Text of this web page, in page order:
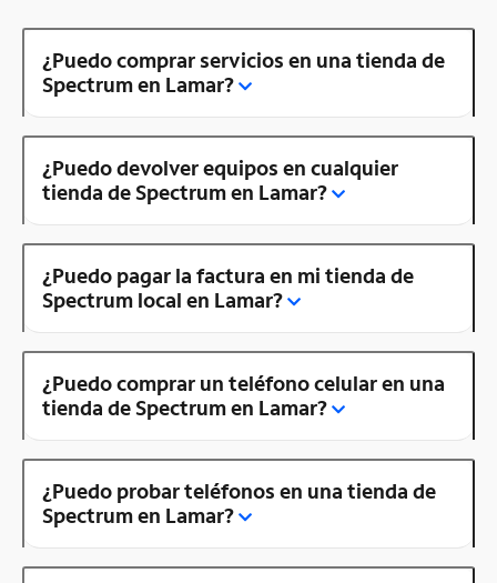
¿Puedo comprar servicios en una tienda de
Spectrum en Lamar?
¿Puedo devolver equipos en cualquier
tienda de Spectrum en Lamar?
¿Puedo pagar la factura en mi tienda de
Spectrum local en Lamar?
¿Puedo comprar un teléfono celular en una
tienda de Spectrum en Lamar?
¿Puedo probar teléfonos en una tienda de
Spectrum en Lamar?